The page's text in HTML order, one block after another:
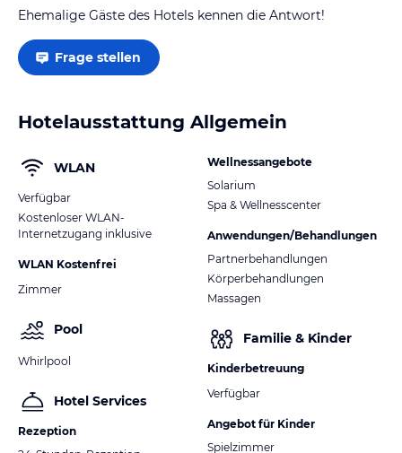
Ehemalige Gäste des Hotels kennen die Antwort!
Frage stellen
Hotelausstattung Allgemein
WLAN
Verfügbar
Kostenloser WLAN-
Internetzugang inklusive
WLAN Kostenfrei
Zimmer
Pool
Whirlpool
Hotel Services
Rezeption
Wellnessangebote
Solarium
Spa & Wellnesscenter
Anwendungen/Behandlungen
Partnerbehandlungen
Körperbehandlungen
Massagen
Familie & Kinder
Kinderbetreuung
Verfügbar
Angebot für Kinder
Spielzimmer